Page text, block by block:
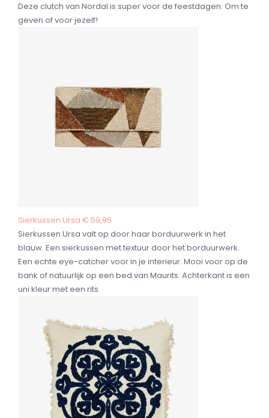
Deze clutch van Nordal is super voor de feestdagen. Om te
geven of voor jezelf!
Sierkussen Ursa € 59,95
Sierkussen Ursa valt op door haar borduurwerk in het
blauw. Een sierkussen met textuur door het borduurwerk.
Een echte eye-catcher voor in je interieur. Mooi voor op de
bank of natuurlijk op een bed van Maurits. Achterkant is een
uni kleur met een rits.